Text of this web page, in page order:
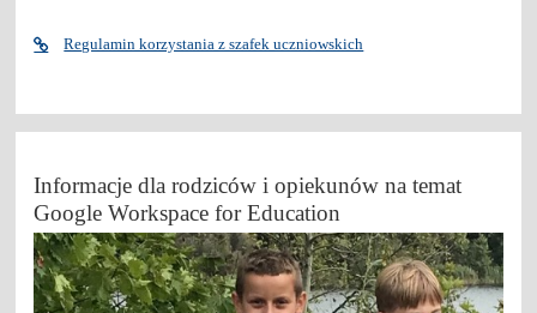
Regulamin korzystania z szafek uczniowskich
Informacje dla rodziców i opiekunów na temat
Google Workspace for Education